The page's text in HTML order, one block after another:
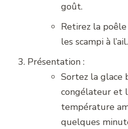
goût.
Retirez la
les scampi à l’ail.
Présentation :
Sortez la glace
congélateur et
température
quelques